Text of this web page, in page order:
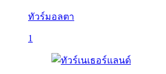
ทัวร์มอลตา
1